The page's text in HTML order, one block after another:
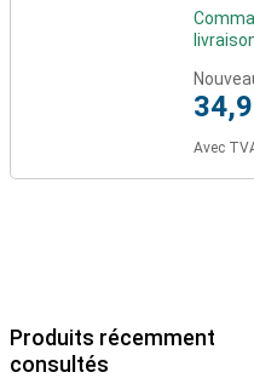
Avec
Produits récemment
consultés